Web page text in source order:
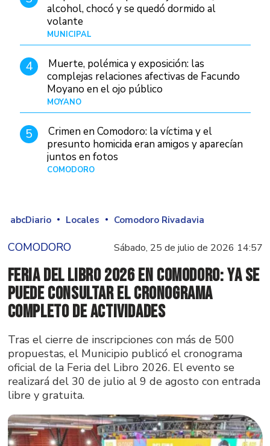
alcohol, chocó y se quedó dormido al
volante
MUNICIPAL
4
Muerte, polémica y exposición: las
complejas relaciones afectivas de Facundo
Moyano en el ojo público
MOYANO
5
Crimen en Comodoro: la víctima y el
presunto homicida eran amigos y aparecían
juntos en fotos
COMODORO
abcDiario Locales Comodoro Rivadavia
COMODORO Sábado, 25 de julio de 2026 14:57
Feria del Libro 2026 en Comodoro: ya se
puede consultar el cronograma
completo de actividades
Tras el cierre de inscripciones con más de 500
propuestas, el Municipio publicó el cronograma
oficial de la Feria del Libro 2026. El evento se
realizará del 30 de julio al 9 de agosto con entrada
libre y gratuita.